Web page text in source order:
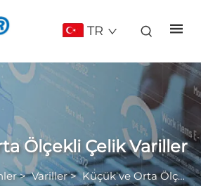
TR
Ölçekli Çelik Variller
>Variller>Küçük ve Orta Ölçekli Çelik Variller